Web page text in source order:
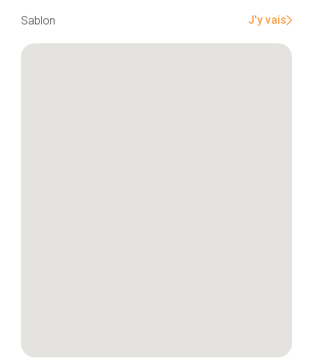
Quartiers
Sablon J'y vais